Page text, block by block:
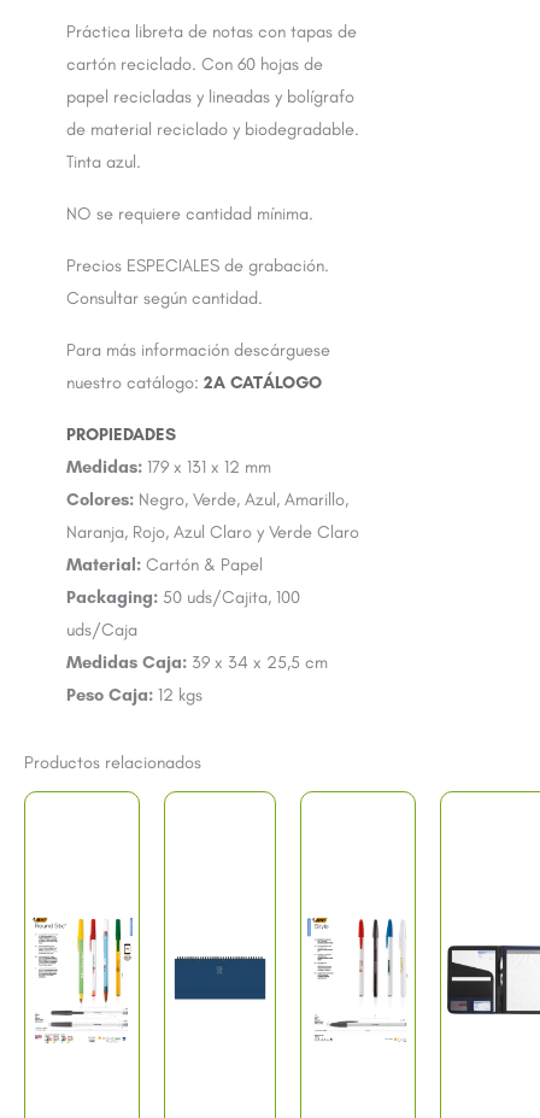
Práctica libreta de notas con tapas de
cartón reciclado. Con 60 hojas de
papel recicladas y lineadas y bolígrafo
de material reciclado y biodegradable.
Tinta azul.
NO se requiere cantidad mínima.
Precios ESPECIALES de grabación.
Consultar según cantidad.
Para más información descárguese
nuestro catálogo: 2A CATÁLOGO
Medidas: 179 x 131 x 12 mm
Colores: Negro, Verde, Azul, Amarillo,
Naranja, Rojo, Azul Claro y Verde Claro
Material: Cartón & Papel
Packaging: 50 uds/Cajita, 100
uds/Caja
Medidas Caja: 39 x 34 x 25,5 cm
Peso Caja: 12 kgs
Productos relacionados